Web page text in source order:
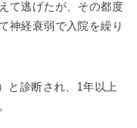
て逃げたが、その都度
神経衰弱で入院を繰り
と診断され、1年以上